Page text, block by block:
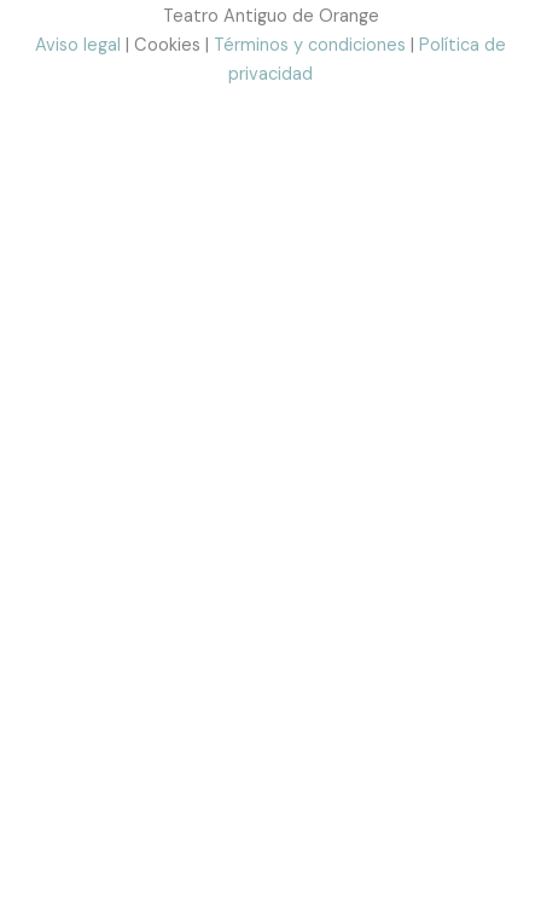
Teatro Antiguo de Orange
Aviso legal | Cookies | Términos y condiciones
Política de
privacidad